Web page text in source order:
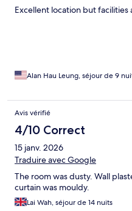
Excellent location but facilities
Alan Hau Leung, séjour de 9
Avis vérifié
4/10 Correct
15 janv. 2026
Traduire avec Google
The room was dusty. Wall
curtain was mouldy.
Lai Wah, séjour de 14 nuits